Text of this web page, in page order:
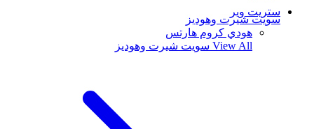
ستريت وير
سويت شيرت وهوديز
هودي كروم هارتس
View All سويت شيرت وهوديز